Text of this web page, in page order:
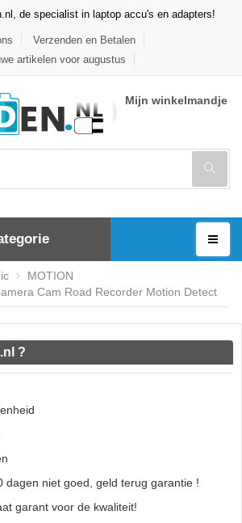
de specialist in laptop accu's en adapters!
Verzenden en Betalen
artikelen voor augustus
Mijn winkelmandje
MOTION
Cam Road Recorder Motion Detect
?
dagen niet goed, geld terug garantie !
garant voor de kwaliteit!